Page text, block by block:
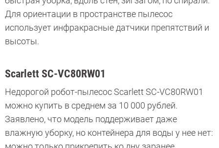
Для ориентации в пространстве пылесос
использует инфракрасные датчики препятствий и
высоты.
Scarlett SC-VC80RW01
Недорогой робот-пылесос Scarlett SC-VC80RW01
можно купить в среднем за 10 000 рублей.
Заявлено, что модель поддерживает даже
влажную уборку, но контейнера для воды у нее нет: